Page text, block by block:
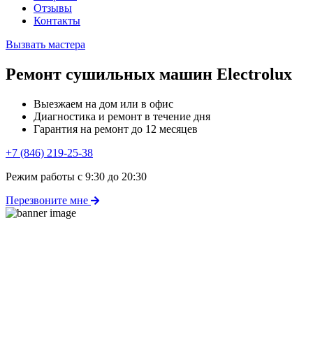
Отзывы
Контакты
Вызвать мастера
Ремонт сушильных машин Electrolux
Выезжаем на дом или в офис
Диагностика и ремонт в течение дня
Гарантия на ремонт до 12 месяцев
+7 (846) 219-25-38
Режим работы с 9:30 до 20:30
Перезвоните мне